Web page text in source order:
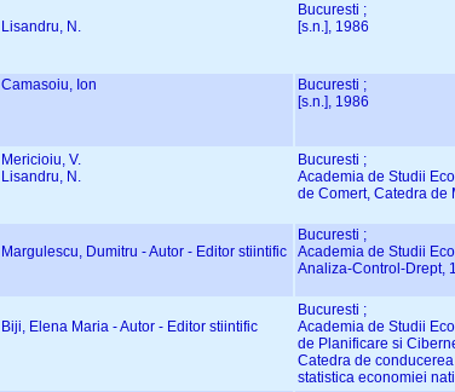
Lisandru, N.
Bucuresti ;
[s.n.], 1986
Camasoiu, Ion
Bucuresti ;
[s.n.], 1986
Mericioiu, V.
Lisandru, N.
Bucuresti ;
Academia de Studii
de Comert, Catedra de
Margulescu, Dumitru - Autor - Editor stiintific
Bucuresti ;
Academia de Studii
Analiza-Control-Drept,
Biji, Elena Maria - Autor - Editor stiintific
Bucuresti ;
Academia de Studii
de Planificare si
Catedra de
statistica economiei